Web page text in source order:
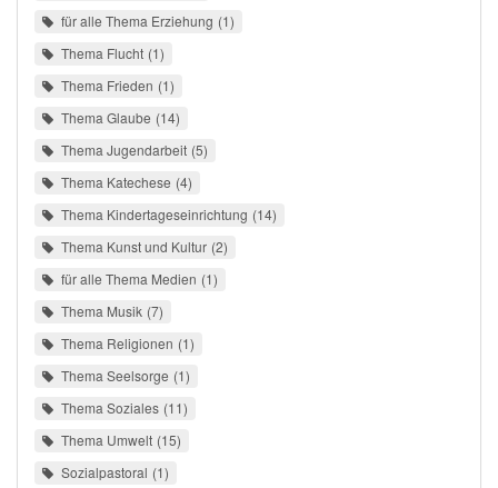
für alle Thema Erziehung 1
Thema Flucht 1
Thema Frieden 1
Thema Glaube 14
Thema Jugendarbeit 5
Thema Katechese 4
Thema Kindertageseinrichtung 14
Thema Kunst und Kultur 2
für alle Thema Medien 1
Thema Musik 7
Thema Religionen 1
Thema Seelsorge 1
Thema Soziales 11
Thema Umwelt 15
Sozialpastoral 1